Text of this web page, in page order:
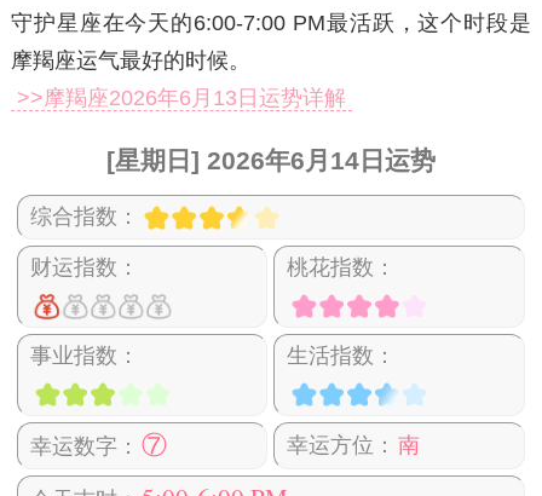
守护星座在今天的6:00-7:00 PM最活跃，这个时段是
摩羯座运气最好的时候。
>>摩羯座2026年6月13日运势详解
[星期日] 2026年6月14日运势
综合指数：
财运指数： 桃花指数：
事业指数： 生活指数：
幸运数字： ⑦ 幸运方位： 南